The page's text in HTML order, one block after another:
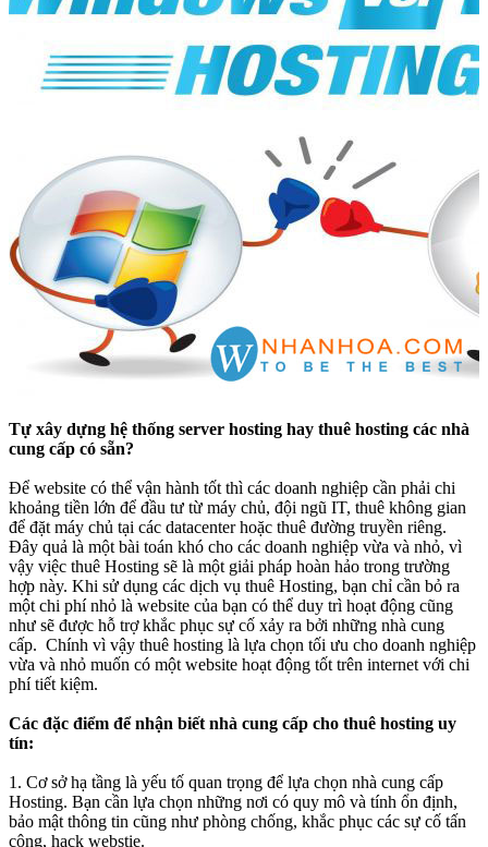
Tự xây dựng hệ thống server hosting hay thuê hosting các nhà
cung cấp có sẵn?
Để website có thể vận hành tốt thì các doanh nghiệp cần phải chi
khoảng tiền lớn để đầu tư từ máy chủ, đội ngũ IT, thuê không gian
để đặt máy chủ tại các datacenter hoặc thuê đường truyền riêng.
Đây quả là một bài toán khó cho các doanh nghiệp vừa và nhỏ, vì
vậy việc thuê Hosting sẽ là một giải pháp hoàn hảo trong trường
hợp này. Khi sử dụng các dịch vụ thuê Hosting, bạn chỉ cần bỏ ra
một chi phí nhỏ là website của bạn có thể duy trì hoạt động cũng
như sẽ được hỗ trợ khắc phục sự cố xảy ra bởi những nhà cung
cấp. Chính vì vậy thuê hosting là lựa chọn tối ưu cho doanh nghiệp
vừa và nhỏ muốn có một website hoạt động tốt trên internet với chi
phí tiết kiệm.
Các đặc điểm để nhận biết nhà cung cấp cho thuê hosting uy
tín:
1. Cơ sở hạ tầng là yếu tố quan trọng để lựa chọn nhà cung cấp
Hosting. Bạn cần lựa chọn những nơi có quy mô và tính ổn định,
bảo mật thông tin cũng như phòng chống, khắc phục các sự cố tấn
công, hack webstie.